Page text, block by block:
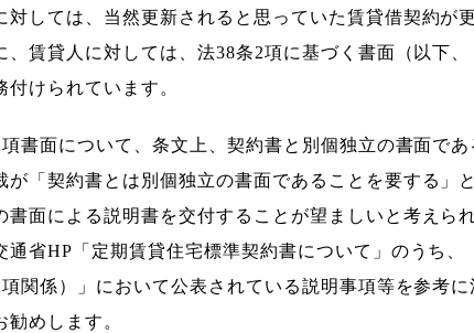
対しては、当然更新されると思っていた賃貸借契約が
、賃貸人に対しては、法38条2項に基づく書面（以下
付けられています。
書面について、条文上、契約書と別個独立の書面で
が「契約書とは別個独立の書面であることを要する」
書面による説明書を交付することが望ましいと考えら
通省HP「定期賃貸住宅標準契約書について」のうち
関係）」において公表されている説明事項等を参考
めします。